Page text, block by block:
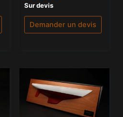
Note
0
sur
Sur devis
Demander un devis